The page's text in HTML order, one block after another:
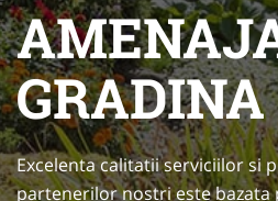
GRADINA
Excelenta calitatii serviciilor si
partenerilor nostri este